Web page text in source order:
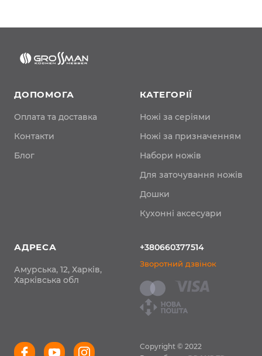
ДОПОМОГА
Оплата та доставка
Контакти
Блог
КАТЕГОРІЇ
Ножі за серіями
Ножі за призначенням
Набори ножів
Для заточування ножів
Дошки
Кухонні аксесуари
АДРЕСА
Амурська, 12, Харків,
Харківська обл
+380660377514
Зворотний дзвінок
Copyright © 2022